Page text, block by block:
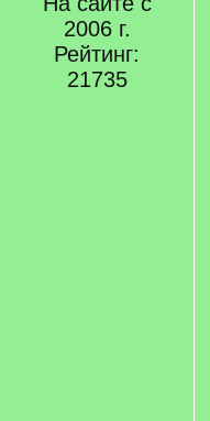
2006 г.
Рейтинг:
21735